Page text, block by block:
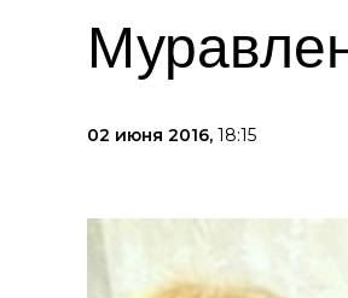
02 июня 2016, 18:15